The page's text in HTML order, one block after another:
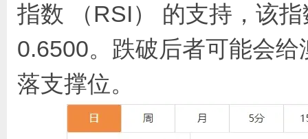
指数 （RSI） 的支持，该
0.6500。跌破后者可能会
落支撑位。